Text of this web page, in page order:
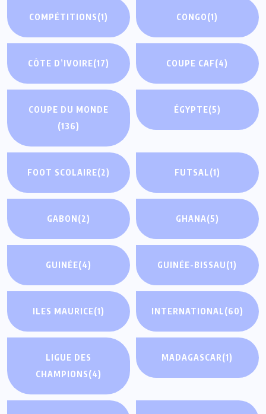
COMPÉTITIONS(1) CONGO(1)
CÔTE D’IVOIRE(17) COUPE CAF(4)
COUPE DU MONDE
(136)
ÉGYPTE(5)
FOOT SCOLAIRE(2) FUTSAL(1)
GABON(2) GHANA(5)
GUINÉE(4) GUINÉE-BISSAU(1)
ILES MAURICE(1) INTERNATIONAL(60)
LIGUE DES
CHAMPIONS(4)
MADAGASCAR(1)